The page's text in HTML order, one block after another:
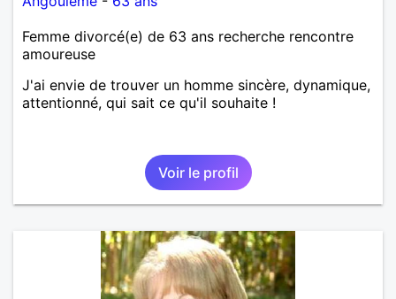
Femme divorcé(e) de 63 ans recherche rencontre
amoureuse
J'ai envie de trouver un homme sincère, dynamique,
attentionné, qui sait ce qu'il souhaite !
Voir le profil